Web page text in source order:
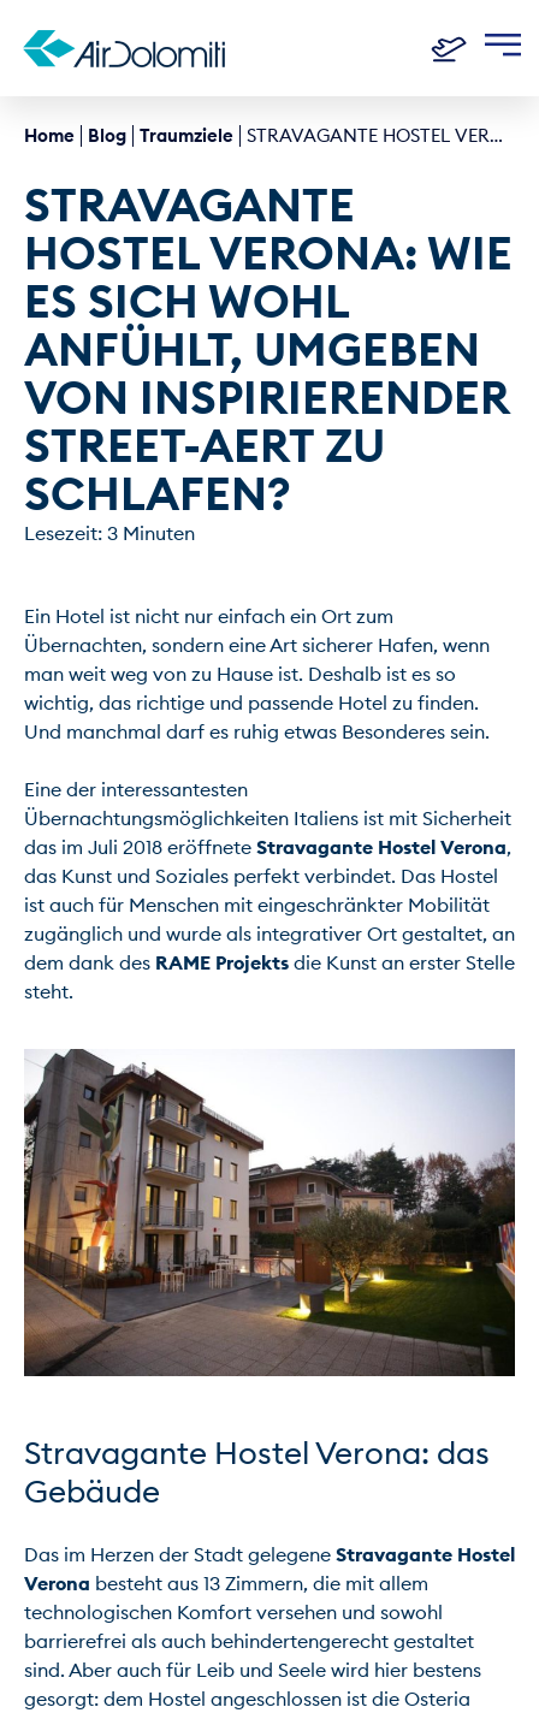
Home Blog Traumziele STRAVAGANTE HOSTEL VERONA: WIE ES SICH WOHL ANFÜHLT, UMGEBEN VON INSPIRIERENDER STREET-AERT ZU SCHLAFEN?
STRAVAGANTE
HOSTEL VERONA: WIE
ES SICH WOHL
ANFÜHLT, UMGEBEN
VON INSPIRIERENDER
STREET-AERT ZU
SCHLAFEN?
Lesezeit: 3 Minuten
Ein Hotel ist nicht nur einfach ein Ort zum
Übernachten, sondern eine Art sicherer Hafen, wenn
man weit weg von zu Hause ist. Deshalb ist es so
wichtig, das richtige und passende Hotel zu finden.
Und manchmal darf es ruhig etwas Besonderes sein.
Eine der interessantesten
Übernachtungsmöglichkeiten Italiens ist mit Sicherheit
das im Juli 2018 eröffnete Stravagante Hostel Verona,
das Kunst und Soziales perfekt verbindet. Das Hostel
ist auch für Menschen mit eingeschränkter Mobilität
zugänglich und wurde als integrativer Ort gestaltet, an
dem dank des RAME Projekts die Kunst an erster Stelle
steht.
Stravagante Hostel Verona: das
Gebäude
Das im Herzen der Stadt gelegene Stravagante Hostel
Verona besteht aus 13 Zimmern, die mit allem
technologischen Komfort versehen und sowohl
barrierefrei als auch behindertengerecht gestaltet
sind. Aber auch für Leib und Seele wird hier bestens
gesorgt: dem Hostel angeschlossen ist die Osteria